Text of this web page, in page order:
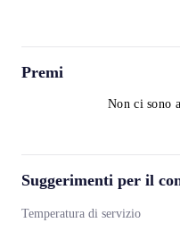
Premi
Non ci sono
Suggerimenti per il
Temperatura di servizio